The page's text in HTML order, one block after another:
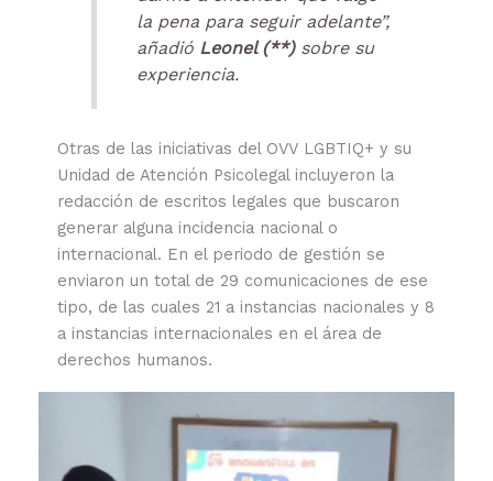
la pena para seguir adelante”,
añadió Leonel (**) sobre su
experiencia.
Otras de las iniciativas del OVV LGBTIQ+ y su
Unidad de Atención Psicolegal incluyeron la
redacción de escritos legales que buscaron
generar alguna incidencia nacional o
internacional. En el periodo de gestión se
enviaron un total de 29 comunicaciones de ese
tipo, de las cuales 21 a instancias nacionales y 8
a instancias internacionales en el área de
derechos humanos.